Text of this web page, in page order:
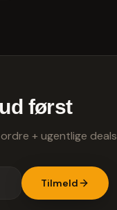
først
+ ugentlige deals
Tilmeld